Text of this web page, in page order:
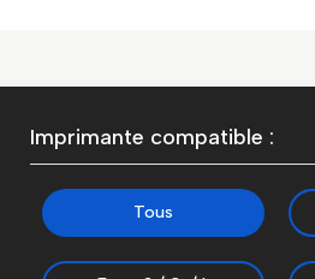
Imprimante compatible :
Tous